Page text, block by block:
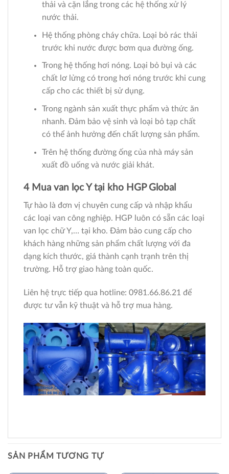
thải và cặn lắng trong các hệ thống xử lý
nước thải.
Hệ thống phòng cháy chữa. Loại bỏ rác thải
trước khi nước được bơm qua đường ống.
Trong hệ thống hơi nóng. Loại bỏ bụi và các
chất lơ lửng có trong hơi nóng trước khi cung
cấp cho các thiết bị sử dụng.
Trong ngành sản xuất thực phẩm và thức ăn
nhanh. Đảm bảo vệ sinh và loại bỏ tạp chất
có thể ảnh hưởng đến chất lượng sản phẩm.
Trên hệ thống đường ống của nhà máy sản
xuất đồ uống và nước giải khát.
4 Mua van lọc Y tại kho HGP Global
Tự hào là đơn vị chuyên cung cấp và nhập khẩu
các loại van công nghiệp. HGP luôn có sẵn các loại
van lọc chữ Y,… tại kho. Đảm bảo cung cấp cho
khách hàng những sản phẩm chất lượng với đa
dạng kích thước, giá thành cạnh trạnh trên thị
trường. Hỗ trợ giao hàng toàn quốc.
Liên hệ trực tiếp qua hotline: 0981.66.86.21 để
được tư vẫn kỹ thuật và hỗ trợ mua hàng.
SẢN PHẨM TƯƠNG TỰ